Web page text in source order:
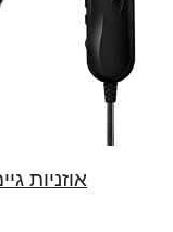
אוזניות